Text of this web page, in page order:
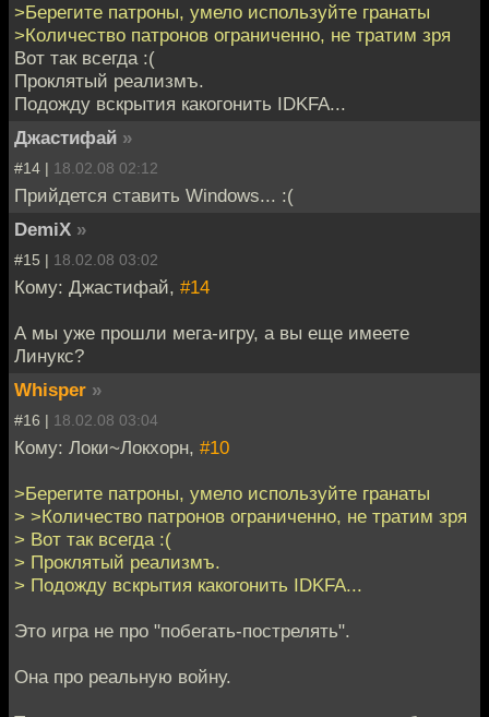
>Берегите патроны, умело используйте гранаты
>Количество патронов ограниченно, не тратим зря
Вот так всегда :(
Проклятый реализмъ.
Подожду вскрытия какогонить IDKFA...
Джастифай »
#14 | 18.02.08 02:12
Прийдется ставить Windows... :(
DemiX »
#15 | 18.02.08 03:02
Кому: Джастифай, #14
А мы уже прошли мега-игру, а вы еще имеете
Линукс?
Whisper »
#16 | 18.02.08 03:04
Кому: Локи~Локхорн, #10
>Берегите патроны, умело используйте гранаты
> >Количество патронов ограниченно, не тратим зря
> Вот так всегда :(
> Проклятый реализмъ.
> Подожду вскрытия какогонить IDKFA...
Это игра не про "побегать-пострелять".
Она про реальную войну.